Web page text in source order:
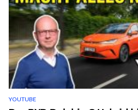
YOUTUBE